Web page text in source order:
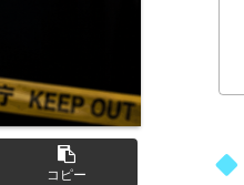
コピー